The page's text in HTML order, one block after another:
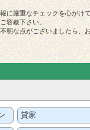
に厳重なチェックを心がけ
容赦下さい。
明な点がございましたら、
貸家